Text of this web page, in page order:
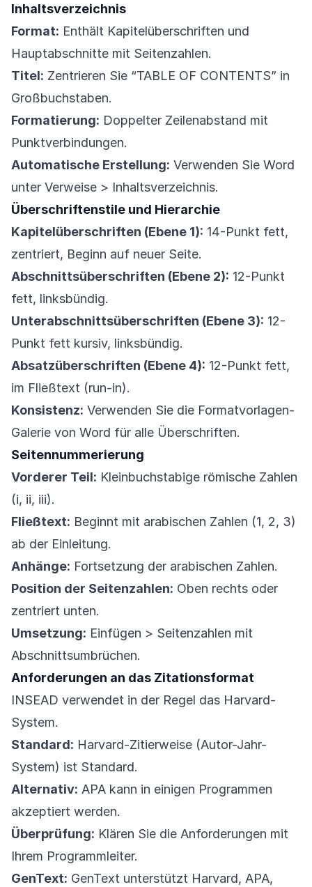
Inhaltsverzeichnis
Format: Enthält Kapitelüberschriften und
Hauptabschnitte mit Seitenzahlen.
Titel: Zentrieren Sie “TABLE OF CONTENTS” in
Großbuchstaben.
Formatierung: Doppelter Zeilenabstand mit
Punktverbindungen.
Automatische Erstellung: Verwenden Sie Word
unter Verweise > Inhaltsverzeichnis.
Überschriftenstile und Hierarchie
Kapitelüberschriften (Ebene 1): 14-Punkt fett,
zentriert, Beginn auf neuer Seite.
Abschnittsüberschriften (Ebene 2): 12-Punkt
fett, linksbündig.
Unterabschnittsüberschriften (Ebene 3): 12-
Punkt fett kursiv, linksbündig.
Absatzüberschriften (Ebene 4): 12-Punkt fett,
im Fließtext (run-in).
Konsistenz: Verwenden Sie die Formatvorlagen-
Galerie von Word für alle Überschriften.
Seitennummerierung
Vorderer Teil: Kleinbuchstabige römische Zahlen
(i, ii, iii).
Fließtext: Beginnt mit arabischen Zahlen (1, 2, 3)
ab der Einleitung.
Anhänge: Fortsetzung der arabischen Zahlen.
Position der Seitenzahlen: Oben rechts oder
zentriert unten.
Umsetzung: Einfügen > Seitenzahlen mit
Abschnittsumbrüchen.
Anforderungen an das Zitationsformat
INSEAD verwendet in der Regel das Harvard-
System.
Standard: Harvard-Zitierweise (Autor-Jahr-
System) ist Standard.
Alternativ: APA kann in einigen Programmen
akzeptiert werden.
Überprüfung: Klären Sie die Anforderungen mit
Ihrem Programmleiter.
GenText: GenText unterstützt Harvard, APA,